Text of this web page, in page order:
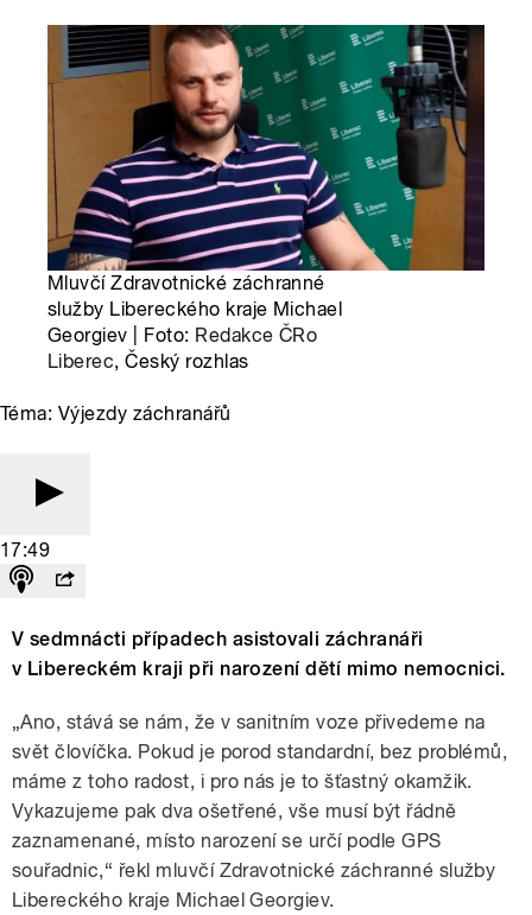
Mluvčí Zdravotnické záchranné
služby Libereckého kraje Michael
Georgiev | Foto: Redakce ČRo
Liberec, Český rozhlas
Téma: Výjezdy záchranářů
17:49
V sedmnácti případech asistovali záchranáři
v Libereckém kraji při narození dětí mimo nemocnici.
„Ano, stává se nám, že v sanitním voze přivedeme na
svět človíčka. Pokud je porod standardní, bez problémů,
máme z toho radost, i pro nás je to šťastný okamžik.
Vykazujeme pak dva ošetřené, vše musí být řádně
zaznamenané, místo narození se určí podle GPS
souřadnic,“ řekl mluvčí Zdravotnické záchranné služby
Libereckého kraje Michael Georgiev.